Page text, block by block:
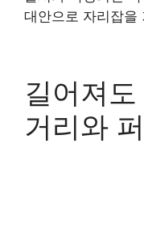
대안으로 자리잡을
길어져
거리와